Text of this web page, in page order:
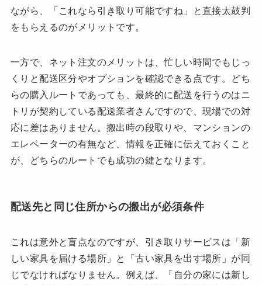
ながら、「これなら引き取り可能ですね」と直接太鼓判
をもらえるのがメリットです。
一方で、ネット注文のメリットは、忙しい時間でもじっ
くりと配送区分やオプションを確認できる点です。どち
らの購入ルートであっても、最終的に配送を行うのはニ
トリが契約している配送業者さんですので、現場での対
応に差はありません。搬出時の段取りや、マンションの
エレベーターの有無など、情報を正確に伝えておくこと
が、どちらのルートでも成功の鍵となります。
配送先と同じ住所からの搬出が必須条件
これは意外と盲点なのですが、引き取りサービスは「新
しい家具を届ける場所」と「古い家具を出す場所」が同
じでなければなりません。例えば、「自分の家には新し